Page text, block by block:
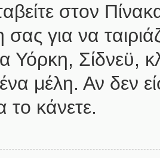
στον
για να
Υόρκη, Σίδνεϋ,
μέλη. Αν δεν
το κάνετε.